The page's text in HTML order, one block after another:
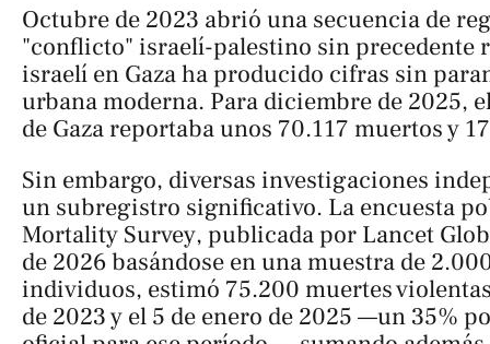
Octubre de 2023 abrió una secuencia de
"conflicto" israelí-palestino sin precedente
israelí en Gaza ha producido cifras sin
urbana moderna. Para diciembre de 2025,
de Gaza reportaba unos 70.117 muertos y
Sin embargo, diversas investigaciones
un subregistro significativo. La encuesta
Mortality Survey, publicada por Lancet
de 2026 basándose en una muestra de
individuos, estimó 75.200 muertes
de 2023 y el 5 de enero de 2025 —un 35%